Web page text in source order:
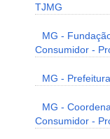
TJMG
MG -
Consumidor -
MG -
MG -
Consumidor -